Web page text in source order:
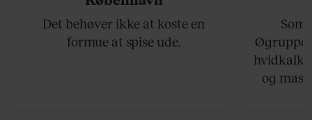
Det behøver ikke at koste en
formue at spise ude.
og